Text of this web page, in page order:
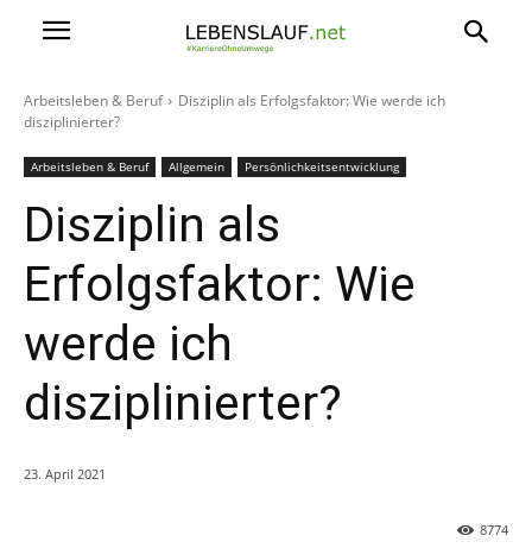
Arbeitsleben & Beruf
Disziplin als Erfolgsfaktor: Wie werde ich
disziplinierter?
Arbeitsleben & Beruf Allgemein Persönlichkeitsentwicklung
Disziplin als
Erfolgsfaktor: Wie
werde ich
disziplinierter?
23. April 2021
8774